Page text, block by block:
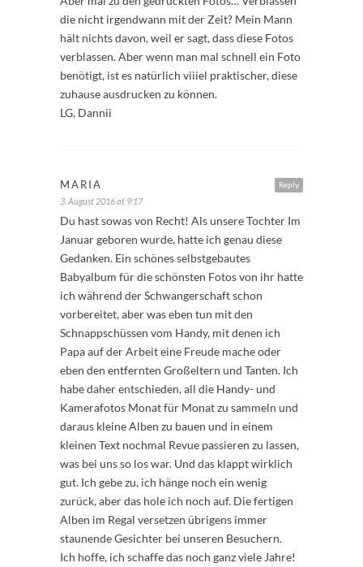
die nicht irgendwann mit der Zeit? Mein Mann
hält nichts davon, weil er sagt, dass diese Fotos
verblassen. Aber wenn man mal schnell ein Foto
benötigt, ist es natürlich viiiel praktischer, diese
zuhause ausdrucken zu können.
LG, Dannii
Reply
MARIA
3. August 2016 at 9:17
Du hast sowas von Recht! Als unsere Tochter Im
Januar geboren wurde, hatte ich genau diese
Gedanken. Ein schönes selbstgebautes
Babyalbum für die schönsten Fotos von ihr hatte
ich während der Schwangerschaft schon
vorbereitet, aber was eben tun mit den
Schnappschüssen vom Handy, mit denen ich
Papa auf der Arbeit eine Freude mache oder
eben den entfernten Großeltern und Tanten. Ich
habe daher entschieden, all die Handy- und
Kamerafotos Monat für Monat zu sammeln und
daraus kleine Alben zu bauen und in einem
kleinen Text nochmal Revue passieren zu lassen,
was bei uns so los war. Und das klappt wirklich
gut. Ich gebe zu, ich hänge noch ein wenig
zurück, aber das hole ich noch auf. Die fertigen
Alben im Regal versetzen übrigens immer
staunende Gesichter bei unseren Besuchern.
Ich hoffe, ich schaffe das noch ganz viele Jahre!